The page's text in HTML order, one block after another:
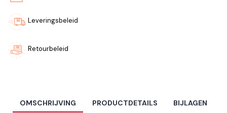
Leveringsbeleid
Retourbeleid
OMSCHRIJVING PRODUCTDETAILS BIJLAGEN